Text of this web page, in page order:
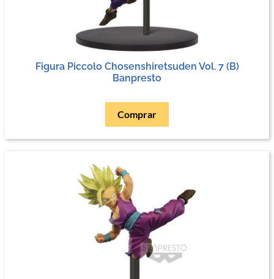
Figura Piccolo Chosenshiretsuden Vol. 7 (B)
Banpresto
Comprar